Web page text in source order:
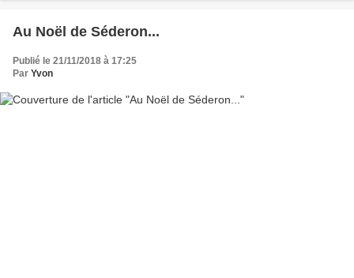
Au Noël de Séderon...
Publié le 21/11/2018 à 17:25
Par Yvon